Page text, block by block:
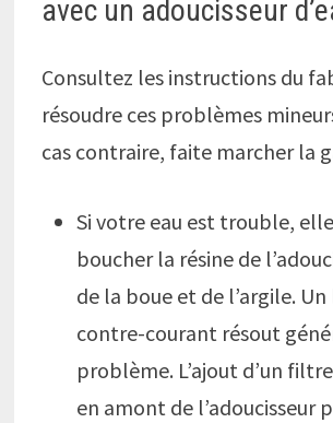
avec un adoucisseur
Consultez les instructions du
résoudre ces problèmes
cas contraire, faite marcher la
Si votre eau est trouble,
boucher la résine de
de la boue et de l’argile. Un
contre-courant résout
problème. L’ajout d’un
en amont de l’adoucisseur